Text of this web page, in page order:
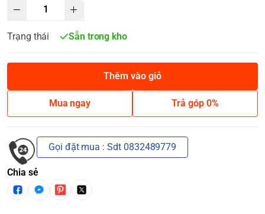
Trạng thái Sẵn trong kho
Thêm vào giỏ
Mua ngay Trả góp 0%
Gọi đặt mua : Sdt 0832489779
Chia sẻ